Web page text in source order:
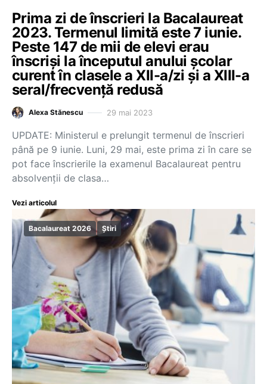
Prima zi de înscrieri la Bacalaureat
2023. Termenul limită este 7 iunie.
Peste 147 de mii de elevi erau
înscriși la începutul anului școlar
curent în clasele a XII-a/zi și a XIII-a
seral/frecvență redusă
Alexa Stănescu 29 mai 2023
UPDATE: Ministerul e prelungit termenul de înscrieri
până pe 9 iunie. Luni, 29 mai, este prima zi în care se
pot face înscrierile la examenul Bacalaureat pentru
absolvenții de clasa…
Vezi articolul
Bacalaureat 2026 Știri